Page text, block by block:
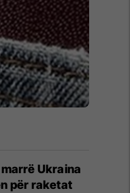
Ukraina
për raketat